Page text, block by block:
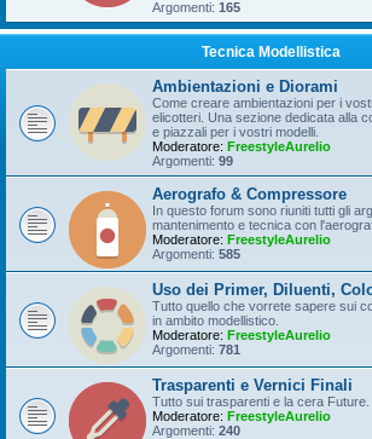
Argomenti: 165
Tecnica Modellistica
Ambientazioni e Diorami
Come creare ambientazioni per i
elicotteri. Una sezione dedicata alla
e piazzali per i vostri modelli.
Moderatore: FreestyleAurelio
Argomenti: 99
Aerografo & Compressore
In questo forum sono riuniti tutti gli
mantenimento e tecnica con
Moderatore: FreestyleAurelio
Argomenti: 585
Uso dei Primer, Diluenti,
Tutto quello che vorrete sapere sui
in ambito modellistico.
Moderatore: FreestyleAurelio
Argomenti: 781
Trasparenti e Vernici Finali
Tutto sui trasparenti e la cera Future.
Moderatore: FreestyleAurelio
Argomenti: 240